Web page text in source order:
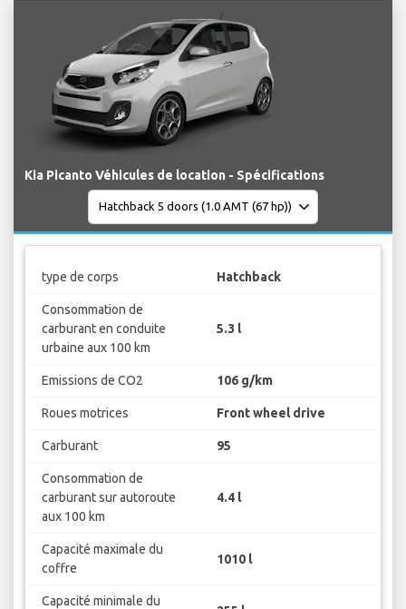
Kia Picanto Véhicules de location - Spécifications
type de corps Hatchback
Consommation de
carburant en conduite
urbaine aux 100 km
5.3 l
Emissions de CO2 106 g/km
Roues motrices Front wheel drive
Carburant 95
Consommation de
carburant sur autoroute
aux 100 km
4.4 l
Capacité maximale du
coffre
1010 l
Capacité minimale du